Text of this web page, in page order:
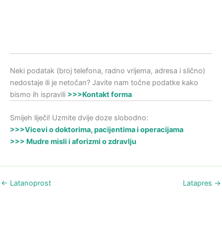
Neki podatak (broj telefona, radno vrijema, adresa i slično)
nedostaje ili je netočan? Javite nam točne podatke kako
bismo ih ispravili >>>Kontakt forma
Smijeh liječi! Uzmite dvije doze slobodno:
>>>Vicevi o doktorima, pacijentima i operacijama
>>> Mudre misli i aforizmi o zdravlju
← Latanoprost Latapres →